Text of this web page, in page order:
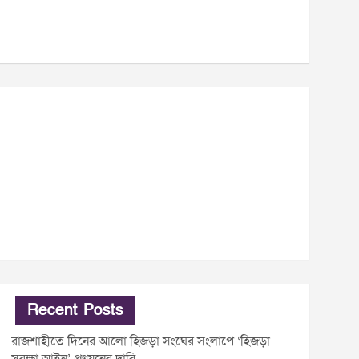
Recent Posts
রাজশাহীতে দিনের আলো হিজড়া সংঘের সংলাপে ‘হিজড়া